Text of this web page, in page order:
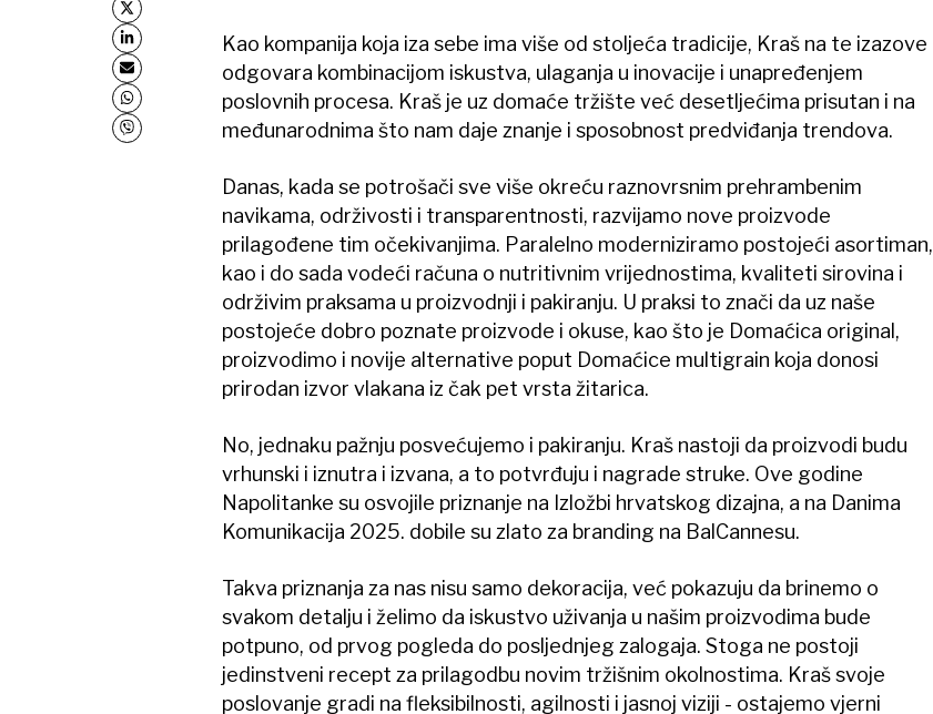
Kao kompanija koja iza sebe ima više od stoljeća tradicije, Kraš na te izazove
odgovara kombinacijom iskustva, ulaganja u inovacije i unapređenjem
poslovnih procesa. Kraš je uz domaće tržište već desetljećima prisutan i na
međunarodnima što nam daje znanje i sposobnost predviđanja trendova.
Danas, kada se potrošači sve više okreću raznovrsnim prehrambenim
navikama, održivosti i transparentnosti, razvijamo nove proizvode
prilagođene tim očekivanjima. Paralelno moderniziramo postojeći asortiman,
kao i do sada vodeći računa o nutritivnim vrijednostima, kvaliteti sirovina i
održivim praksama u proizvodnji i pakiranju. U praksi to znači da uz naše
postojeće dobro poznate proizvode i okuse, kao što je Domaćica original,
proizvodimo i novije alternative poput Domaćice multigrain koja donosi
prirodan izvor vlakana iz čak pet vrsta žitarica.
No, jednaku pažnju posvećujemo i pakiranju. Kraš nastoji da proizvodi budu
vrhunski i iznutra i izvana, a to potvrđuju i nagrade struke. Ove godine
Napolitanke su osvojile priznanje na Izložbi hrvatskog dizajna, a na Danima
Komunikacija 2025. dobile su zlato za branding na BalCannesu.
Takva priznanja za nas nisu samo dekoracija, već pokazuju da brinemo o
svakom detalju i želimo da iskustvo uživanja u našim proizvodima bude
potpuno, od prvog pogleda do posljednjeg zalogaja. Stoga ne postoji
jedinstveni recept za prilagodbu novim tržišnim okolnostima. Kraš svoje
poslovanje gradi na fleksibilnosti, agilnosti i jasnoj viziji - ostajemo vjerni